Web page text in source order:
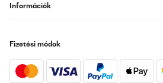
die 4 Beine noch drunter und er steht
Információk
Fizetési módok